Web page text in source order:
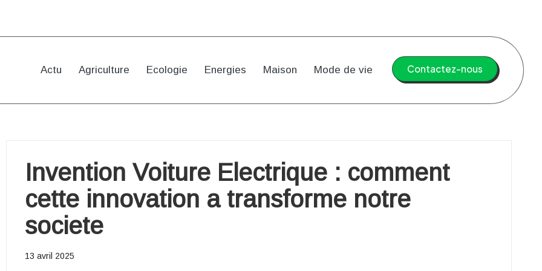
Actu Agriculture Ecologie Energies Maison Mode de vie Contactez-nous
Invention Voiture Electrique : comment
cette innovation a transforme notre
societe
13 avril 2025